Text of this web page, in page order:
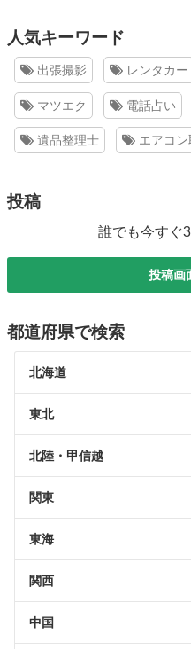
人気キーワード
出張撮影 レンタカー
マツエク 電話占い
遺品整理士 エアコン
投稿
誰でも今すぐ
投稿画
都道府県で検索
北海道
東北
北陸・甲信越
関東
東海
関西
中国